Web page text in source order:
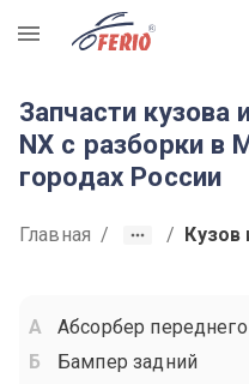
R
Запчасти кузова
NX с разборки в
городах России
Главная / / Кузов
Абсорбер
Бампер задний